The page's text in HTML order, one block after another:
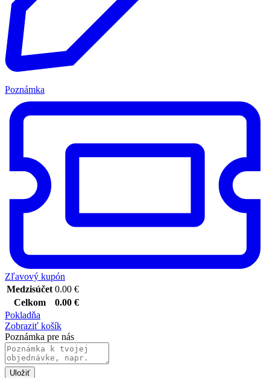
Poznámka
Zľavový kupón
Medzisúčet 0.00 €
Celkom
0.00 €
Pokladňa
Zobraziť košík
Poznámka pre nás
Uložiť